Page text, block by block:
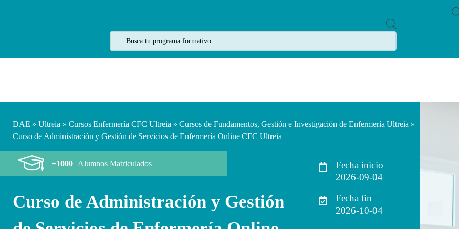
R
D
A
C
H
DAE » Ultreia » Cursos Enfermería CFC Ultreia » Cursos de Fundamentos, Gestión e Investigación de Enfermería Ultreia »
Curso de Administración y Gestión de Servicios de Enfermería Online CFC Ultreia
+1000 Alumnos Matriculados
Curso de Administración y Gestión
Fecha inicio
2026-09-04
Fecha fin
2026-10-04